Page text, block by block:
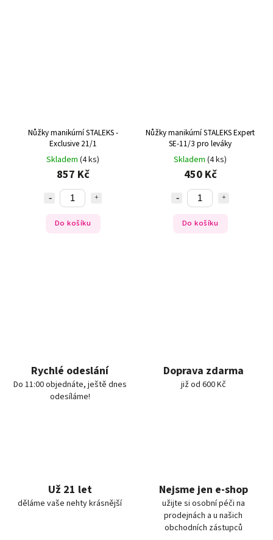
Nůžky manikúrní STALEKS -
Exclusive 21/1
Skladem (4 ks)
857 Kč
Do košíku
Nůžky manikúrní STALEKS Expert
SE-11/3 pro leváky
Skladem (4 ks)
450 Kč
Do košíku
Rychlé odeslání
Do 11:00 objednáte, ještě dnes
odesíláme!
Doprava zdarma
již od 600 Kč
Už 21 let
děláme vaše nehty krásnější
Nejsme jen e-shop
užijte si osobní péči na
prodejnách a u našich
obchodních zástupců